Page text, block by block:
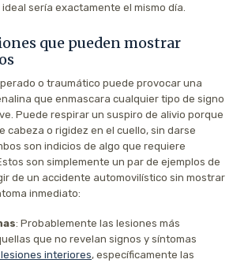
sería exactamente el mismo día.
que pueden mostrar
o traumático puede provocar una
que enmascara cualquier tipo de signo
Puede respirar un suspiro de alivio porque
cabeza o rigidez en el cuello, sin darse
son indicios de algo que requiere
son simplemente un par de ejemplos de
de un accidente automovilístico sin mostrar
inmediato:
: Probablemente las lesiones más
que no revelan signos y síntomas
lesiones interiores, específicamente las